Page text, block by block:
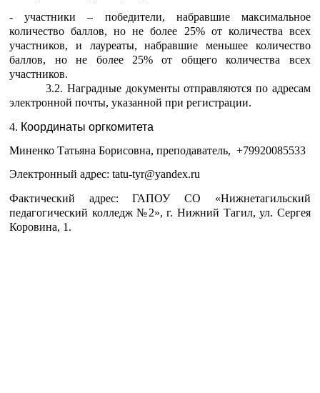
- участники – победители, набравшие максимальное
количество баллов, но не более 25% от количества всех
участников, и лауреаты, набравшие меньшее количество
баллов, но не более 25% от общего количества всех
участников.
3.2. Наградные документы отправляются по адресам
электронной почты, указанной при регистрации.
4. Координаты оргкомитета
Миненко Татьяна Борисовна, преподаватель, +79920085533
Электронный адрес:tatu-tyr@yandex.ru
Фактический адрес: ГАПОУ СО «Нижнетагильский
педагогический колледж №2», г. Нижний Тагил, ул. Сергея
Коровина, 1.